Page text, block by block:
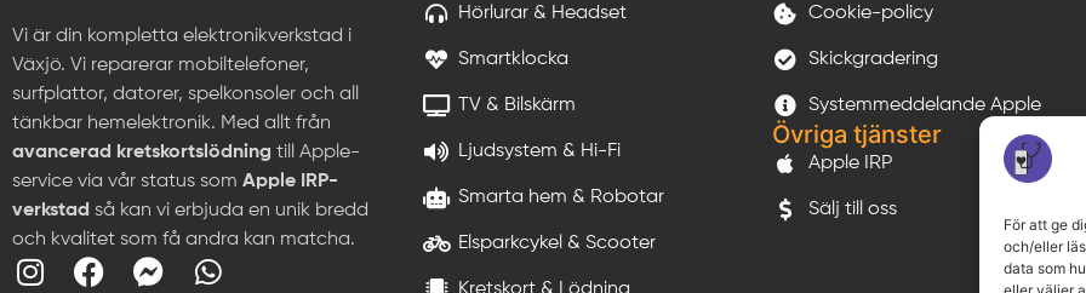
För att ge
och/eller
data som
Vi är din kompletta elektronikverkstad i
Växjö. Vi reparerar mobiltelefoner,
surfplattor, datorer, spelkonsoler och all
tänkbar hemelektronik. Med allt från
avancerad kretskortslödning till Apple-
service via vår status som Apple IRP-
verkstad så kan vi erbjuda en unik bredd
och kvalitet som få andra kan matcha.
Hörlurar & Headset
Smartklocka
TV & Bilskärm
Ljudsystem & Hi-Fi
Smarta hem & Robotar
Elsparkcykel & Scooter
Cookie-policy
Skickgradering
Systemmeddelande Apple
Övriga tjänster
Apple IRP
Sälj till oss